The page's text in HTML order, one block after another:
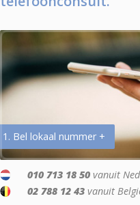
1. Bel lokaal nummer +
010 713 18 50 vanuit
02 788 12 43 vanuit